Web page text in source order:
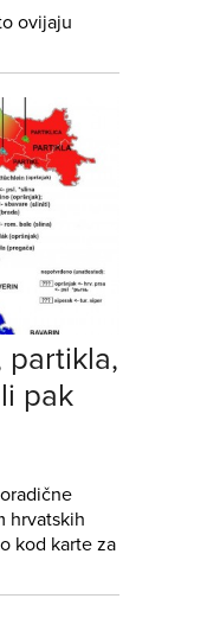
ovijaju
partikla,
pak
hrvatskih
kod karte za